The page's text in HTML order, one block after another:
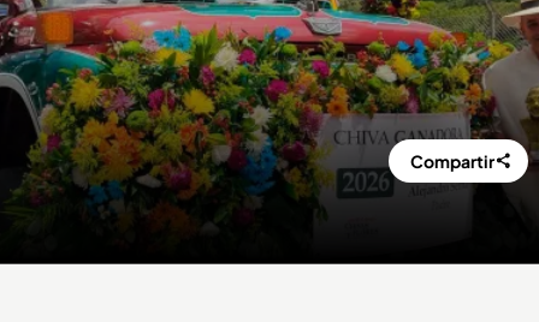
Compartir